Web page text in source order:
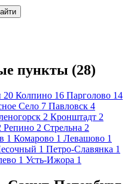
пункты (28)
20 Колпино 16 Парголово 14
Село 7 Павловск 4
2 Кронштадт 2
Репино 2 Стрельна 2
1 Комарово 1 Левашово 1
1 Петро-Славянка 1
1 Усть-Ижора 1